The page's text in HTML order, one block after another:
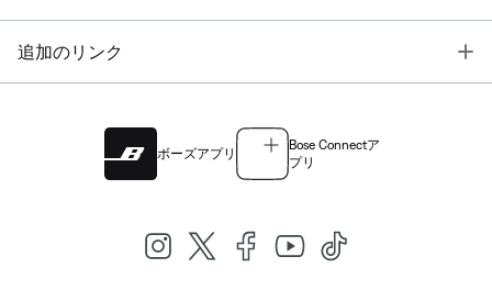
追加のリンク
ボーズアプリ
Bose Connectア
プリ